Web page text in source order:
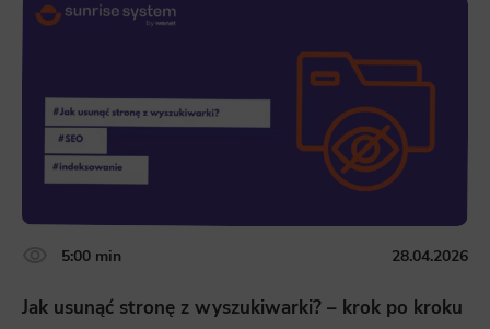
5:00 min 28.04.2026
Jak usunąć stronę z wyszukiwarki? – krok po kroku